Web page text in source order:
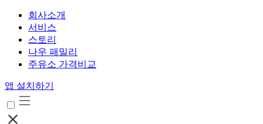
회사소개
서비스
스토리
나우 패밀리
주유소 가격비교
앱 설치하기